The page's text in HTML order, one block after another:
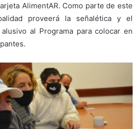
AlimentAR. Como parte de este
proveerá la señalética y el
al Programa para colocar en